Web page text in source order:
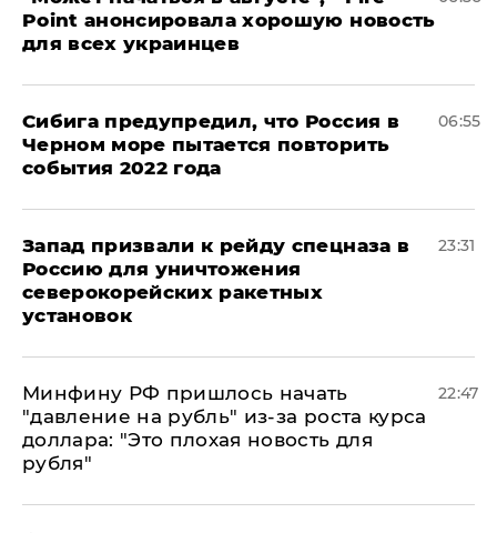
Point анонсировала хорошую новость
для всех украинцев
Сибига предупредил, что Россия в
Черном море пытается повторить
события 2022 года
06:55
Запад призвали к рейду спецназа в
Россию для уничтожения
северокорейских ракетных
установок
23:31
Минфину РФ пришлось начать
"давление на рубль" из-за роста курса
доллара: "Это плохая новость для
рубля"
22:47